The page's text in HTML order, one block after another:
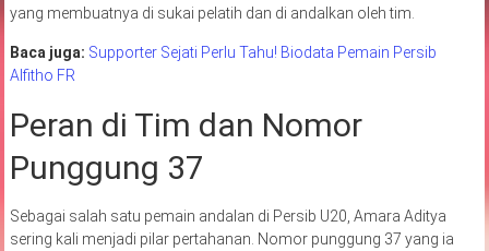
yang membuatnya di sukai pelatih dan di andalkan oleh tim.
Baca juga: Supporter Sejati Perlu Tahu! Biodata Pemain Persib
Alfitho FR
Peran di Tim dan Nomor
Punggung 37
Sebagai salah satu pemain andalan di Persib U20, Amara Aditya
sering kali menjadi pilar pertahanan. Nomor punggung 37 yang ia